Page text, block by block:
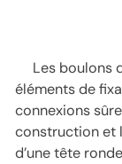
Les boulons
éléments de
connexions
construction et
d’une tête